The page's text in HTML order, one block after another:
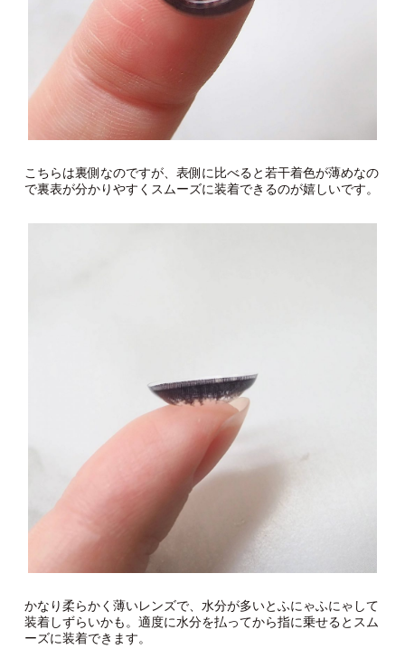
こちらは裏側なのですが、表側に比べると若干着色が薄めなの
で裏表が分かりやすくスムーズに装着できるのが嬉しいです。
かなり柔らかく薄いレンズで、水分が多いとふにゃふにゃして
装着しずらいかも。適度に水分を払ってから指に乗せるとスム
ーズに装着できます。